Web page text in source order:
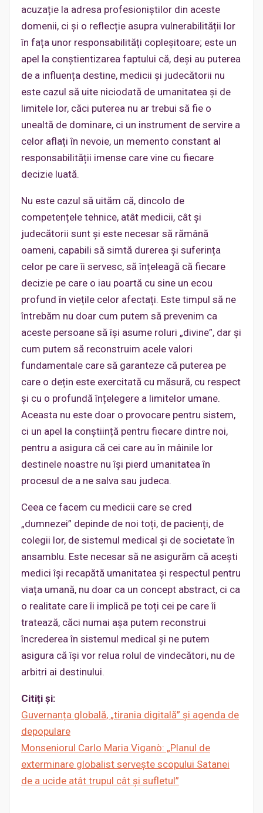
acuzație la adresa profesioniștilor din aceste
domenii, ci și o reflecție asupra vulnerabilității lor
în fața unor responsabilități copleșitoare; este un
apel la conștientizarea faptului că, deși au puterea
de a influența destine, medicii și judecătorii nu
este cazul să uite niciodată de umanitatea și de
limitele lor, căci puterea nu ar trebui să fie o
unealtă de dominare, ci un instrument de servire a
celor aflați în nevoie, un memento constant al
responsabilității imense care vine cu fiecare
decizie luată.
Nu este cazul să uităm că, dincolo de
competențele tehnice, atât medicii, cât și
judecătorii sunt și este necesar să rămână
oameni, capabili să simtă durerea și suferința
celor pe care îi servesc, să înțeleagă că fiecare
decizie pe care o iau poartă cu sine un ecou
profund în viețile celor afectați. Este timpul să ne
întrebăm nu doar cum putem să prevenim ca
aceste persoane să își asume roluri „divine”, dar și
cum putem să reconstruim acele valori
fundamentale care să garanteze că puterea pe
care o dețin este exercitată cu măsură, cu respect
și cu o profundă înțelegere a limitelor umane.
Aceasta nu este doar o provocare pentru sistem,
ci un apel la conștiință pentru fiecare dintre noi,
pentru a asigura că cei care au în mâinile lor
destinele noastre nu își pierd umanitatea în
procesul de a ne salva sau judeca.
Ceea ce facem cu medicii care se cred
„dumnezei” depinde de noi toți, de pacienți, de
colegii lor, de sistemul medical și de societate în
ansamblu. Este necesar să ne asigurăm că acești
medici își recapătă umanitatea și respectul pentru
viața umană, nu doar ca un concept abstract, ci ca
o realitate care îi implică pe toți cei pe care îi
tratează, căci numai așa putem reconstrui
încrederea în sistemul medical și ne putem
asigura că își vor relua rolul de vindecători, nu de
arbitri ai destinului.
Citiți și:
Guvernanța globală, „tirania digitală” și agenda de
depopulare
Monseniorul Carlo Maria Viganò: „Planul de
exterminare globalist servește scopului Satanei
de a ucide atât trupul cât și sufletul”